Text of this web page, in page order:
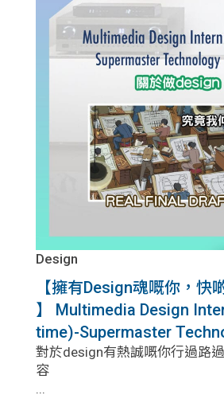
Design
【擁有Design魂嘅你，快
】 Multimedia Design
time)-Supermaster
對於design有熱誠嘅你行過路
容
...